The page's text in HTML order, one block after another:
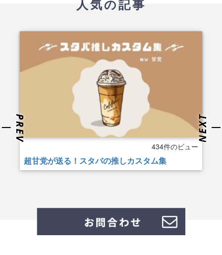
人気の記事
434件のビュー
超甘党が送る！スタバの推しカスタム集